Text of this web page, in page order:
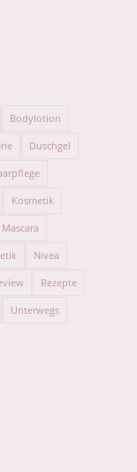
Bodylotion
Duschgel
Kosmetik
Mascara
Nivea
Rezepte
Unterwegs